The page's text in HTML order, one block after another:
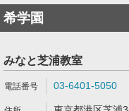
希学園
みなと芝浦教室
03-6401-5050